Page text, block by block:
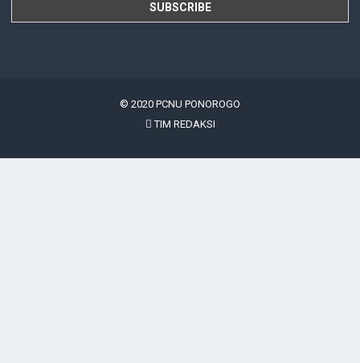
© 2020 PCNU PONOROGO
TIM REDAKSI